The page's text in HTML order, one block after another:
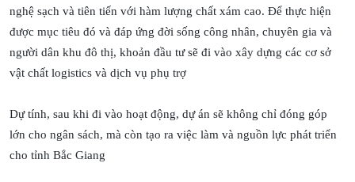
nghệ sạch và tiên tiến với hàm lượng chất xám cao. Để thực hiện
được mục tiêu đó và đáp ứng đời sống công nhân, chuyên gia và
người dân khu đô thị, khoản đầu tư sẽ đi vào xây dựng các cơ sở
vật chất logistics và dịch vụ phụ trợ
Dự tính, sau khi đi vào hoạt động, dự án sẽ không chỉ đóng góp
lớn cho ngân sách, mà còn tạo ra việc làm và nguồn lực phát triển
cho tỉnh Bắc Giang